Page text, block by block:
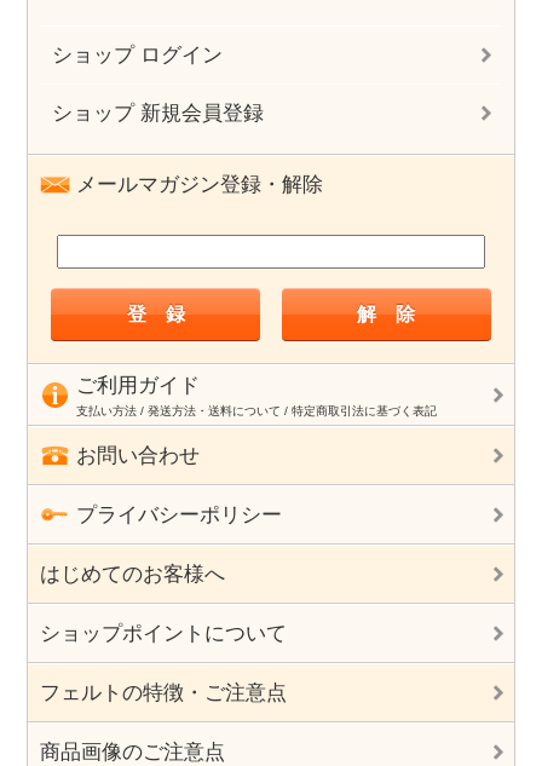
ショップ ログイン
ショップ 新規会員登録
メールマガジン登録・解除
ご利用ガイド
支払い方法 / 発送方法・送料について / 特定商取引法に基づく表記
お問い合わせ
プライバシーポリシー
はじめてのお客様へ
ショップポイントについて
フェルトの特徴・ご注意点
商品画像のご注意点